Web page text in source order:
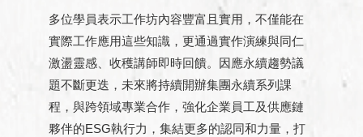
多位學員表示工作坊內容豐富且實用，不僅能在
實際工作應用這些知識，更通過實作演練與同仁
激盪靈感、收穫講師即時回饋。因應永續趨勢議
題不斷更迭，未來將持續開辦集團永續系列課
程，與跨領域專業合作，強化企業員工及供應鏈
夥伴的ESG執行力，集結更多的認同和力量，打